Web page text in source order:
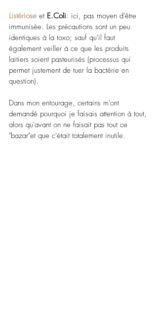
Listériose et E.Coli: ici, pas moyen d'être
immunisée. Les précautions sont un peu
identiques à la toxo; sauf qu'il faut
également veiller à ce que les produits
laitiers soient pasteurisés (processus qui
permet justement de tuer la bactérie en
question).
Dans mon entourage, certains m'ont
demandé pourquoi je faisais attention à tout,
alors qu'avant on ne faisait pas tout ce
"bazar"et que c'était totalement inutile.